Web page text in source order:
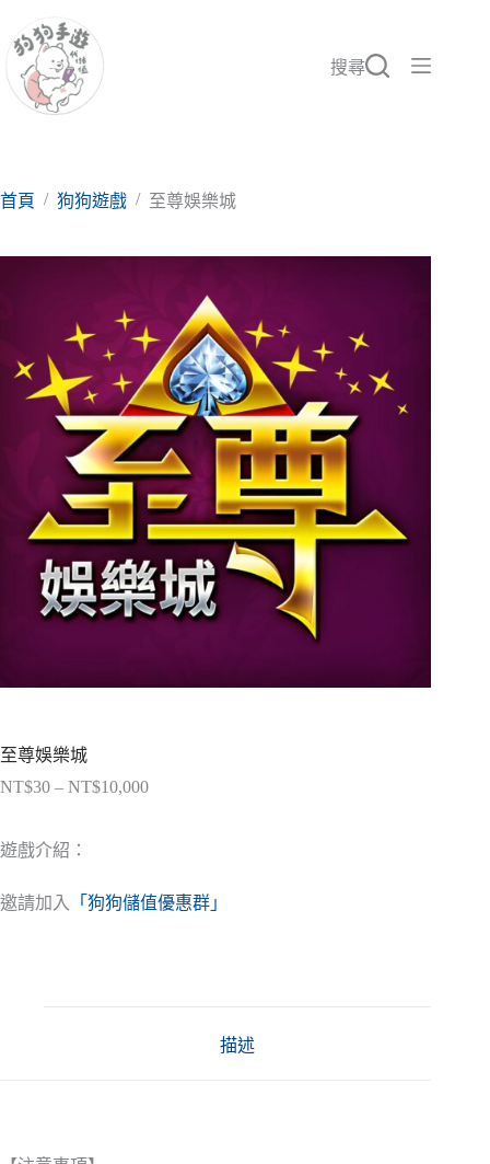
至
要
搜尋
首頁 / 狗狗遊戲 / 至尊娛樂城
至尊娛樂城
NT$30 – NT$10,000價
NT$30
到
遊戲介紹：
邀請加入 「狗狗儲值優惠群」
描述